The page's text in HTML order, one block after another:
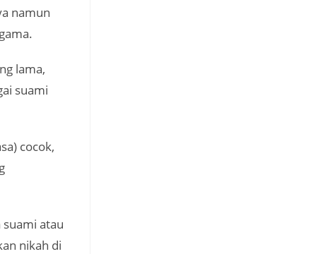
namun
lama,
suami
cocok,
suami atau
nikah di